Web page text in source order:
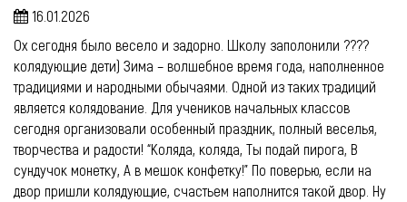
16.01.2026
Ох сегодня было весело и задорно. Школу заполонили ????
колядующие дети) Зима – волшебное время года, наполненное
традициями и народными обычаями. Одной из таких традиций
является колядование. Для учеников начальных классов
сегодня организовали особенный праздник, полный веселья,
творчества и радости! “Коляда, коляда, Ты подай пирога, В
сундучок монетку, А в мешок конфетку!” По поверью, если на
двор пришли колядующие, счастьем наполнится такой двор. Ну